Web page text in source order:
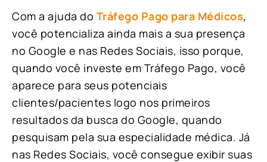
Com a ajuda do Tráfego Pago para Médicos,
você potencializa ainda mais a sua presença
no Google e nas Redes Sociais, isso porque,
quando você investe em Tráfego Pago, você
aparece para seus potenciais
clientes/pacientes logo nos primeiros
resultados da busca do Google, quando
pesquisam pela sua especialidade médica. Já
nas Redes Sociais, você consegue exibir suas